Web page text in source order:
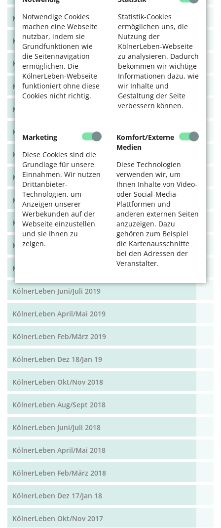
Notwendige Cookies
machen eine Webseite
nutzbar, indem sie
Grundfunktionen wie
die Seitennavigation
ermöglichen. Die
KölnerLeben-Webseite
funktioniert ohne diese
Cookies nicht richtig.
Statistik-Cookies
ermöglichen uns, die
Nutzung der
KölnerLeben-Webseite
zu analysieren. Dadurch
bekommen wir wichtige
Informationen dazu, wie
wir Inhalte und
Gestaltung der Seite
verbessern können.
Marketing
Diese Cookies sind die
Grundlage für unsere
Einnahmen. Wir nutzen
Drittanbieter-
Technologien, um
Anzeigen unserer
Werbekunden auf der
Webseite einzustellen
und sie Ihnen zu
zeigen.
Komfort/Externe
Medien
Diese Technologien
verwenden wir, um
Ihnen Inhalte von Video-
oder Social-Media-
Plattformen und
anderen externen Seiten
anzuzeigen. Dazu
gehören zum Beispiel
die Kartenausschnitte
bei den Adressen der
Veranstalter.
KölnerLeben Juni/Juli 2021
KölnerLeben April/Mai 2021
KölnerLeben Feb/März 2021
KölnerLeben Dez 20/Jan 21
KölnerLeben Okt/Nov 2020
KölnerLeben Aug/Sept 2020
KölnerLeben Juni/Juli 2020
KölnerLeben April/Mai 2020
KölnerLeben Feb/März 2020
KölnerLeben Dez 19/Jan 20
KölnerLeben Okt/Nov 19
KölnerLeben Aug/Sept 2019
KölnerLeben Juni/Juli 2019
KölnerLeben April/Mai 2019
KölnerLeben Feb/März 2019
KölnerLeben Dez 18/Jan 19
KölnerLeben Okt/Nov 2018
KölnerLeben Aug/Sept 2018
KölnerLeben Juni/Juli 2018
KölnerLeben April/Mai 2018
KölnerLeben Feb/März 2018
KölnerLeben Dez 17/Jan 18
KölnerLeben Okt/Nov 2017